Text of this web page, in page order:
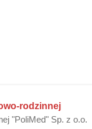
rodzinnej
"PoliMed" Sp. z o.o.